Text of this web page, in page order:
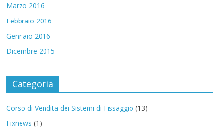
Marzo 2016
Febbraio 2016
Gennaio 2016
Dicembre 2015
Categoria
Corso di Vendita dei Sistemi di Fissaggio (13)
Fixnews (1)